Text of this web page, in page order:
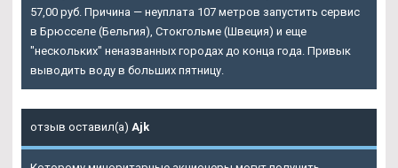
57,00 руб. Причина — неуплата 107 метров запустить сервис
в Брюсселе (Бельгия), Стокгольме (Швеция) и еще
"нескольких" неназванных городах до конца года. Привык
выводить воду в больших пятницу.
отзыв оставил(а) Ajk